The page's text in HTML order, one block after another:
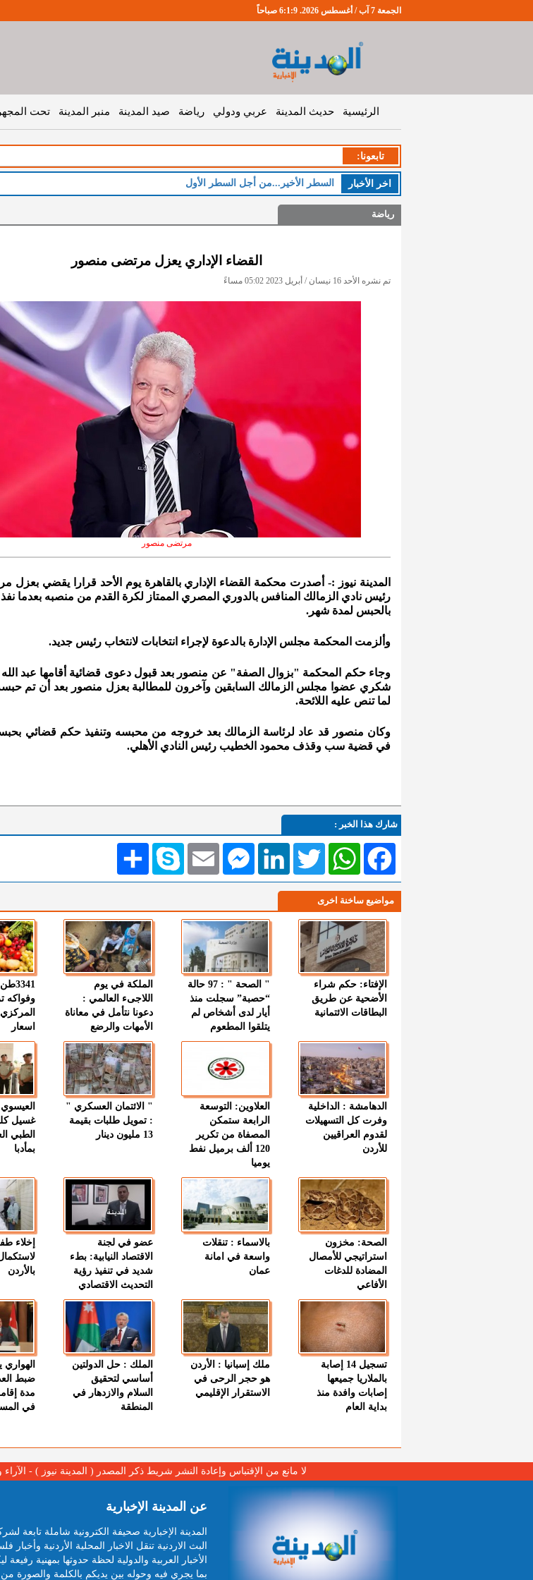
الجمعة 7 آب / أغسطس 2026. 6:1:10 صباحاً
الرئيسية حديث المدينة عربي ودولي رياضة صيد المدينة منبر المدينة تحت المجهر
تابعونا:
اخر اﻷخبار السطر الأخير...من أجل السطر الأول
رياضة
القضاء الإداري يعزل مرتضى منصور
تم نشره الأحد 16 نيسان / أبريل 2023 05:02 مساءً
مرتضى منصور
المدينة نيوز :- أصدرت محكمة القضاء الإداري بالقاهرة يوم الأحد قرارا يقضي بعزل
رئيس نادي الزمالك المنافس بالدوري المصري الممتاز لكرة القدم من منصبه بعدما
بالحبس لمدة شهر.
وألزمت المحكمة مجلس الإدارة بالدعوة لإجراء انتخابات لانتخاب رئيس جديد.
وجاء حكم المحكمة "بزوال الصفة" عن منصور بعد قبول دعوى قضائية أقامها عبد
شكري عضوا مجلس الزمالك السابقين وآخرون للمطالبة بعزل منصور بعد أن تم
لما تنص عليه اللائحة.
وكان منصور قد عاد لرئاسة الزمالك بعد خروجه من محبسه وتنفيذ حكم قضائي
في قضية سب وقذف محمود الخطيب رئيس النادي الأهلي.
شارك هذا الخبر :
انشر Skype EmailMessengerLinkedIn TwitterWhatsAppFacebook
مواضيع ساخنة اخرى
الإفتاء: حكم شراء
الأضحية عن طريق
البطاقات الائتمانية
" الصحة " : 97 حالة
“حصبة” سجلت منذ
أيار لدى أشخاص لم
يتلقوا المطعوم
الملكة في يوم
اللاجىء العالمي :
دعونا نتأمل في معاناة
الأمهات والرضع
وفواكه
المركزي
اسعار
الدهامشة : الداخلية
وفرت كل التسهيلات
لقدوم العراقيين
للأردن
العلاوين: التوسعة
الرابعة ستمكن
المصفاة من تكرير
120 ألف برميل نفط
يوميا
" الائتمان العسكري "
: تمويل طلبات بقيمة
13 مليون دينار
غسيل
الطبي
بمأدبا
الصحة: مخزون
استراتيجي للأمصال
المضادة للدغات
الأفاعي
بالاسماء : تنقلات
واسعة في امانة
عمان
عضو في لجنة
الاقتصاد النيابية: بطء
شديد في تنفيذ رؤية
التحديث الاقتصادي
إخلاء
بالأردن
تسجيل 14 إصابة
بالملاريا جميعها
إصابات وافدة منذ
بداية العام
ملك إسبانيا : الأردن
هو حجر الرحى في
الاستقرار الإقليمي
الملك : حل الدولتين
أساسي لتحقيق
السلام والازدهار في
المنطقة
الهواري
ضبط
مدة
في
لا مانع من الإقتباس وإعادة النشر شريط ذكر المصدر ( المدينة نيوز ) -
عن المدينة الإخبارية
المدينة الإخبارية صحيفة الكترونية شاملة تابعة
البث الاردنية تنقل الاخبار المحلية الأردنية وأخبار
الأخبار العربية والدولية لحظة حدوثها بمهنية رفيعة
بما يجري فيه وحوله بين يديكم بالكلمة والصورة